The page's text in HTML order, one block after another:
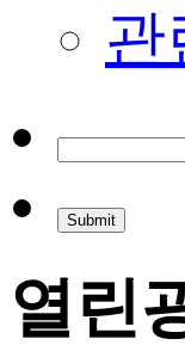
관
열린